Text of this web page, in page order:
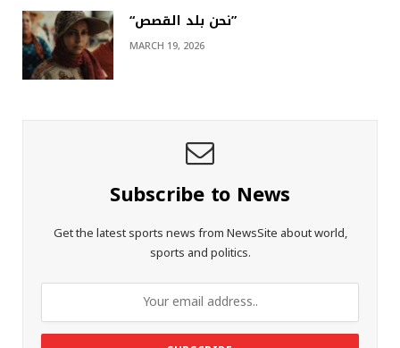
“نحن بلد القصص”
MARCH 19, 2026
Subscribe to News
Get the latest sports news from NewsSite about world,
sports and politics.